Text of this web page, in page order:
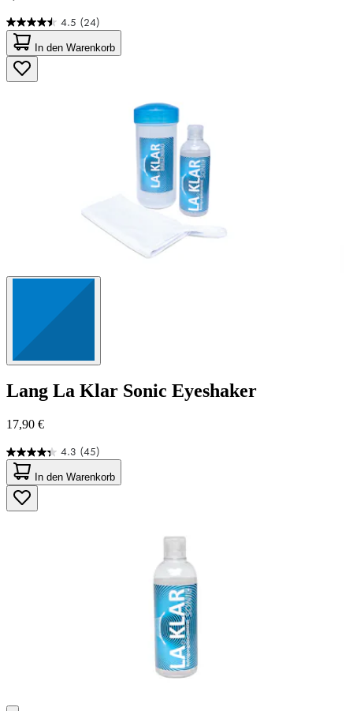
4.5 (24)
4.5
von
5
Sternen.
24
In den Warenkorb
Lang La Klar Sonic Eyeshaker
17,90 €
4.3 (45)
4.3
von
5
Sternen.
45
In den Warenkorb